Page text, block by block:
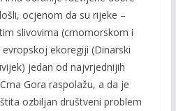
ocjenom da su rijeke –
slivovima (crnomorskom i
ekoregiji (Dinarski
jedan od najvrjednijih
Gora raspolažu, a da je
ozbiljan društveni problem